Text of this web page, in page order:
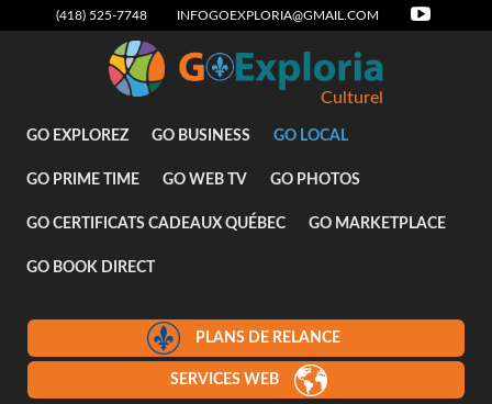
(418) 525-7748 INFOGOEXPLORIA@GMAIL.COM
Culturel
GO EXPLOREZ GO BUSINESS GO LOCAL
GO PRIME TIME GO WEB TV GO PHOTOS
GO CERTIFICATS CADEAUX QUÉBEC GO MARKETPLACE
GO BOOK DIRECT
PLANS DE RELANCE
SERVICES WEB